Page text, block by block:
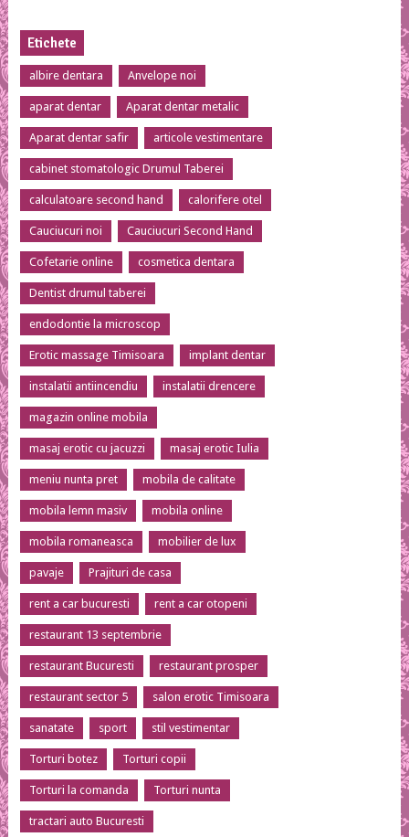
Etichete
albire dentara Anvelope noi
aparat dentar Aparat dentar metalic
Aparat dentar safir articole vestimentare
cabinet stomatologic Drumul Taberei
calculatoare second hand calorifere otel
Cauciucuri noi Cauciucuri Second Hand
Cofetarie online cosmetica dentara
Dentist drumul taberei
endodontie la microscop
Erotic massage Timisoara implant dentar
instalatii antiincendiu instalatii drencere
magazin online mobila
masaj erotic cu jacuzzi masaj erotic Iulia
meniu nunta pret mobila de calitate
mobila lemn masiv mobila online
mobila romaneasca mobilier de lux
pavaje Prajituri de casa
rent a car bucuresti rent a car otopeni
restaurant 13 septembrie
restaurant Bucuresti restaurant prosper
restaurant sector 5 salon erotic Timisoara
sanatate sport stil vestimentar
Torturi botez Torturi copii
Torturi la comanda Torturi nunta
tractari auto Bucuresti